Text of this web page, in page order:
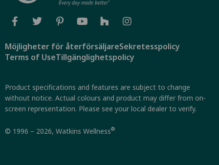
Möjligheter för återförsäljareSekretesspolicy
Terms of UseTillgänglighetspolicy
Product specifications and features are subject to change
without notice. Actual colours and product may differ from on-
screen representation. Please see your local dealer to verify.
© 1996 – 2026, Watkins Wellness®